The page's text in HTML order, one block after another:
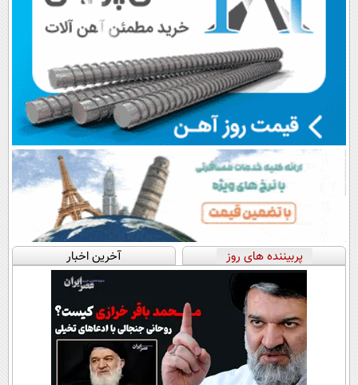
پربیننده های روز آخرین اخبار